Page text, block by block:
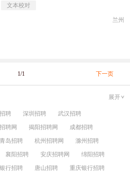
文本校对
兰州
1/1 下一页
展开
聘 深圳招聘
武汉招聘
聘网 揭阳招聘网
成都招聘
青岛招聘 杭州招聘网
滁州招聘
襄阳招聘 安庆招聘网
绵阳招聘
行招聘 唐山招聘
重庆银行招聘